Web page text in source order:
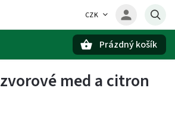
CZK
Prázdný košík
med a citron